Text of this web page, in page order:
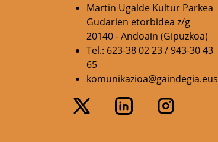
Martin Ugalde Kultur Parkea
Gudarien etorbidea z/g
20140 - Andoain (Gipuzkoa)
Tel.: 623-38 02 23 / 943-30 43
65
komunikazioa@gaindegia.eus